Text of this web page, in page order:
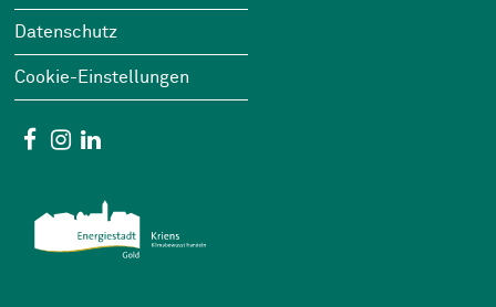
Datenschutz
Cookie-Einstellungen
Social Media
Facebook
Instagram